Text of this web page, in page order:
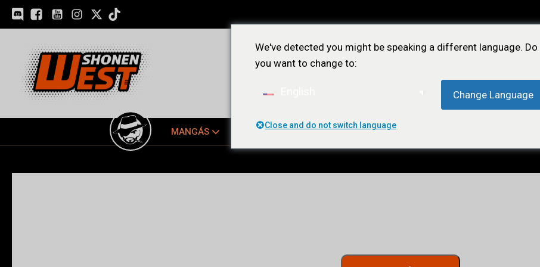
MANGÁS EDIÇÕES NOTÍCIAS LOJA
We've detected you might be speaking a different language. Do
you want to change to:
Change Language
Close and do not switch language